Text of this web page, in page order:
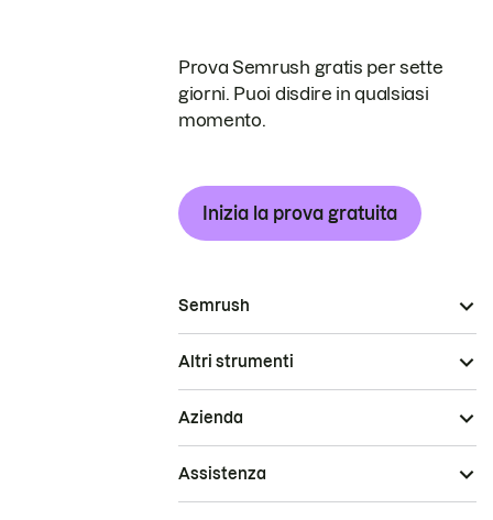
Prova Semrush gratis per sette
giorni. Puoi disdire in qualsiasi
momento.
Inizia la prova gratuita
Semrush
Altri strumenti
Azienda
Assistenza